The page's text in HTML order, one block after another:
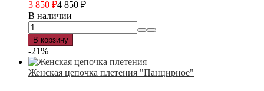
3 850 ₽4 850 ₽
В наличии
В корзину
-21%
Женская цепочка плетения "Панцирное"